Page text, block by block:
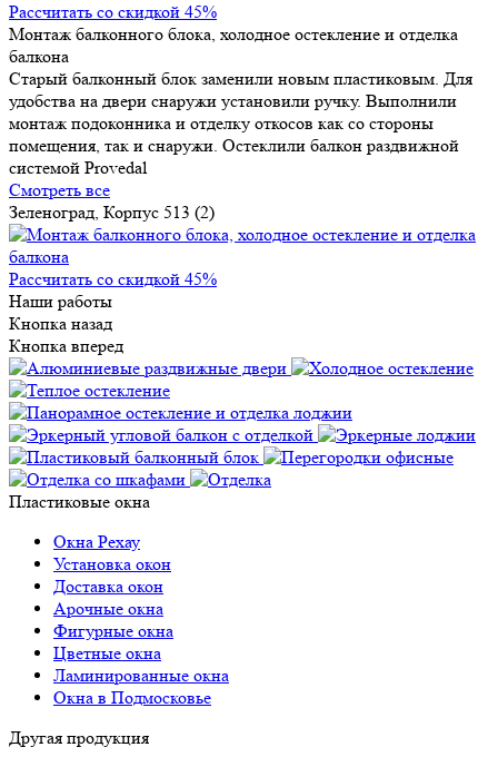
Рассчитать со скидкой 45%
Монтаж балконного блока, холодное остекление и отделка
балкона
Старый балконный блок заменили новым пластиковым. Для
удобства на двери снаружи установили ручку. Выполнили
монтаж подоконника и отделку откосов как со стороны
помещения, так и снаружи. Остеклили балкон раздвижной
системой Provedal
Смотреть все
Зеленоград, Корпус 513 (2)
Рассчитать со скидкой 45%
Наши работы
Кнопка назад
Кнопка вперед
Пластиковые окна
Окна Рехау
Установка окон
Доставка окон
Арочные окна
Фигурные окна
Цветные окна
Ламинированные окна
Окна в Подмосковье
Другая продукция